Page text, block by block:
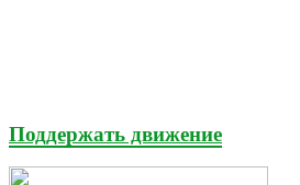
Поддержать движение